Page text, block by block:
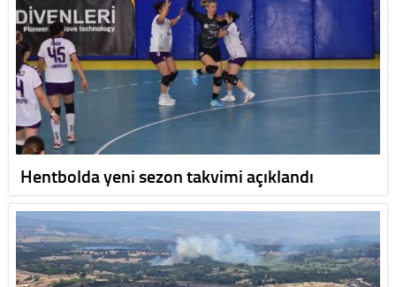
Hentbolda yeni sezon takvimi açıklandı